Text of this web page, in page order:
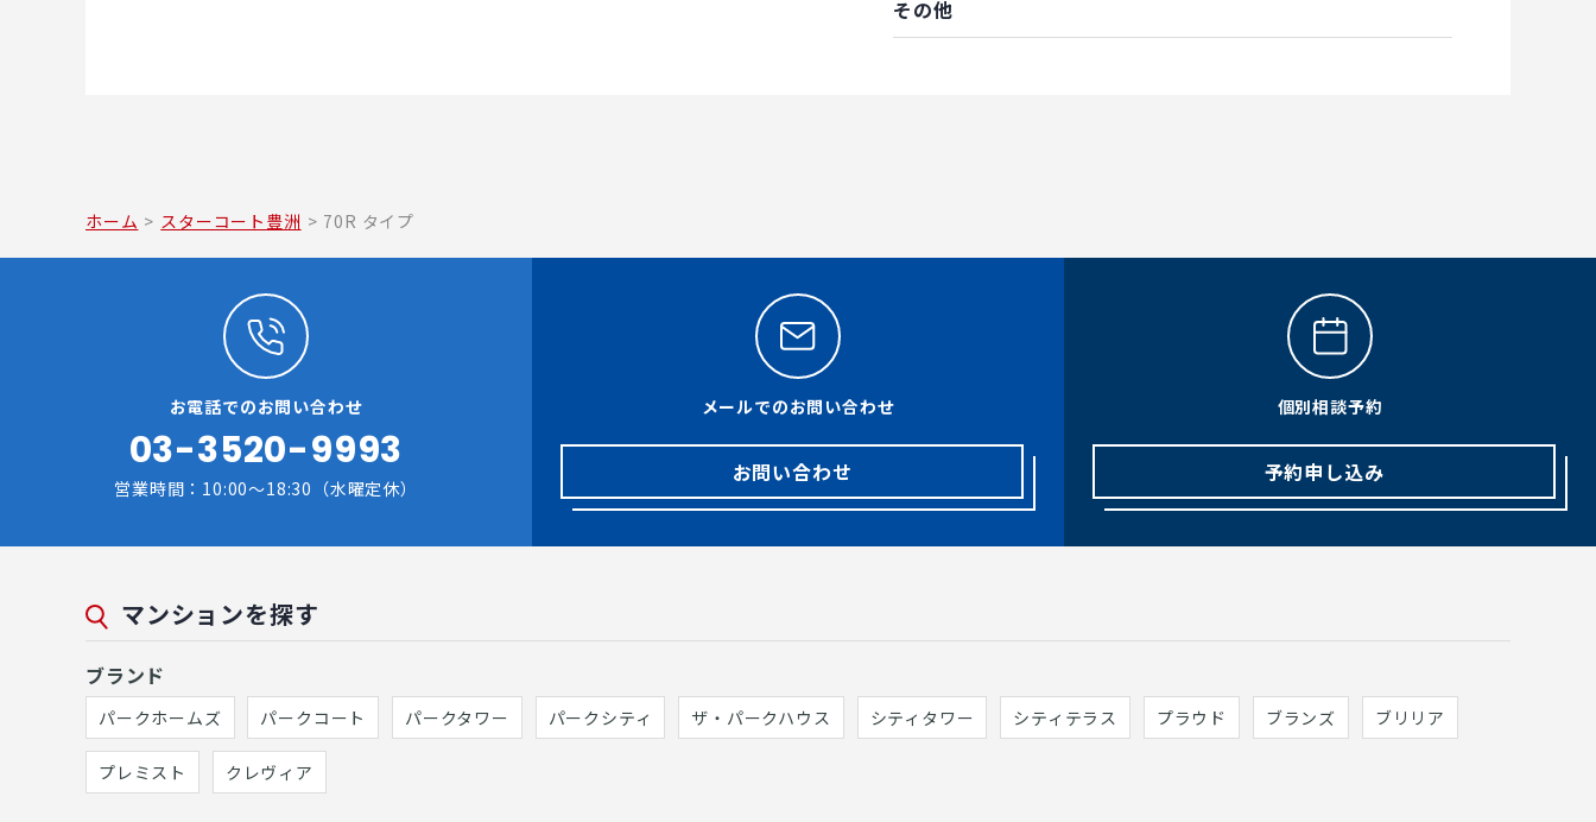
その他
ホーム > スターコート豊洲 > 70R タイプ
お電話でのお問い合わせ
03-3520-9993
営業時間：10:00～18:30（水曜定休）
メールでのお問い合わせ
お問い合わせ
個別相談予約
予約申し込み
マンションを探す
ブランド
パークホームズ パークコート パークタワー パークシティ ザ・パークハウス シティタワー シティテラス プラウド ブランズ ブリリア
プレミスト クレヴィア